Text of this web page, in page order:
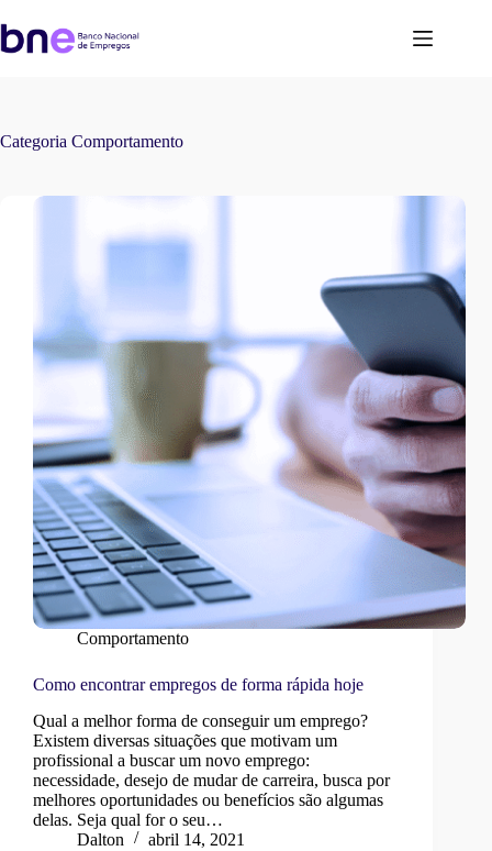
Categoria Comportamento
Comportamento
Como encontrar empregos de forma rápida hoje
Qual a melhor forma de conseguir um emprego?
Existem diversas situações que motivam um
profissional a buscar um novo emprego:
necessidade, desejo de mudar de carreira, busca por
melhores oportunidades ou benefícios são algumas
delas. Seja qual for o seu…
Dalton
abril 14, 2021